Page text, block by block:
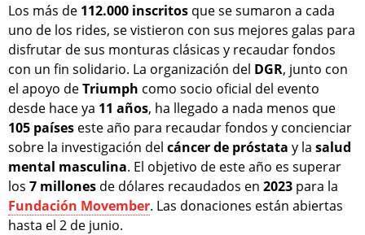
Los más de 112.000 inscritos que se sumaron a cada
uno de los rides, se vistieron con sus mejores galas para
disfrutar de sus monturas clásicas y recaudar fondos
con un fin solidario. La organización del DGR, junto con
el apoyo deTriumph como socio oficial del evento
desde hace ya 11 años, ha llegado a nada menos que
105 países este año para recaudar fondos y concienciar
sobre la investigación del cáncer de próstata y la salud
mental masculina. El objetivo de este año es superar
los 7 millones de dólares recaudados en 2023 para la
Fundación Movember. Las donaciones están abiertas
hasta el 2 de junio.